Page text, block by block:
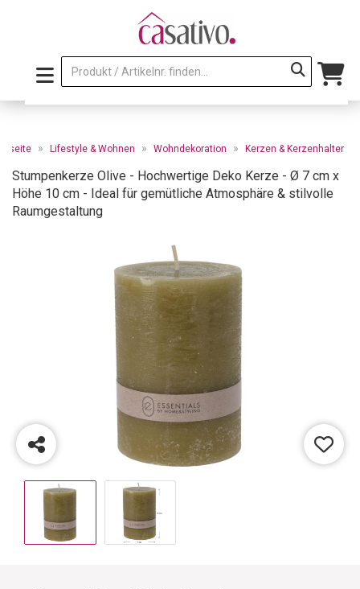
» Lifestyle & Wohnen » Wohndekoration » Kerzen & Kerzenhalter
Stumpenkerze Olive - Hochwertige Deko Kerze - Ø 7 cm x
Höhe 10 cm - Ideal für gemütliche Atmosphäre & stilvolle
Raumgestaltung